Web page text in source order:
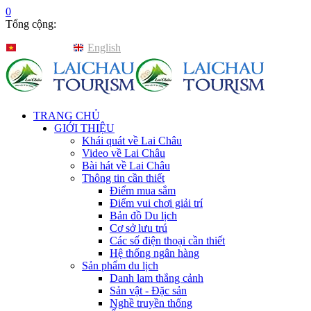
0
Tổng cộng:
English
TRANG CHỦ
GIỚI THIỆU
Khái quát về Lai Châu
Video về Lai Châu
Bài hát về Lai Châu
Thông tin cần thiết
Điểm mua sắm
Điểm vui chơi giải trí
Bản đồ Du lịch
Cơ sở lưu trú
Các số điện thoại cần thiết
Hệ thống ngân hàng
Sản phẩm du lịch
Danh lam thắng cảnh
Sản vật - Đặc sản
Nghề truyền thống